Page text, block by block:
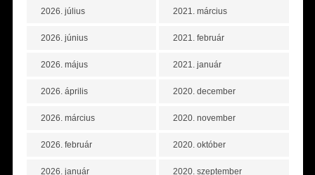
2026. július
2026. június
2026. május
2026. április
2026. március
2026. február
2026. január
2021. március
2021. február
2021. január
2020. december
2020. november
2020. október
2020. szeptember